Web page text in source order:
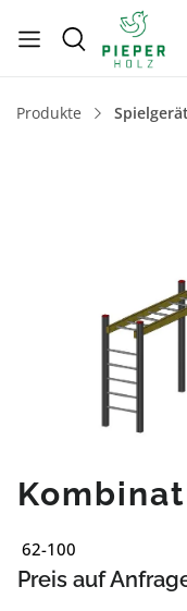
Produkte
62-100
Preis auf